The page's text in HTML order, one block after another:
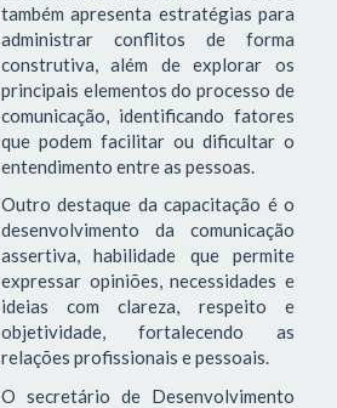
também apresenta estratégias para
administrar conflitos de forma
construtiva, além de explorar os
principais elementos do processo de
comunicação, identificando fatores
que podem facilitar ou dificultar o
entendimento entre as pessoas.
Outro destaque da capacitação é o
desenvolvimento da comunicação
assertiva, habilidade que permite
expressar opiniões, necessidades e
ideias com clareza, respeito e
objetividade, fortalecendo as
relações profissionais e pessoais.
O secretário de Desenvolvimento